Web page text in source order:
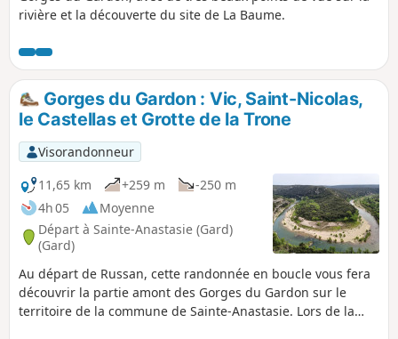
rivière et la découverte du site de La Baume.
Gorges du Gardon : Vic, Saint-Nicolas,
le Castellas et Grotte de la Trone
Visorandonneur
11,65 km
+259 m
-250 m
4h 05
Moyenne
Départ à Sainte-Anastasie (Gard)
(Gard)
Au départ de Russan, cette randonnée en boucle vous fera
découvrir la partie amont des Gorges du Gardon sur le
territoire de la commune de Sainte-Anastasie. Lors de la